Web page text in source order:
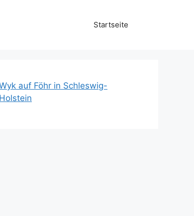
Startseite
auf Föhr in Schleswig-
Holstein